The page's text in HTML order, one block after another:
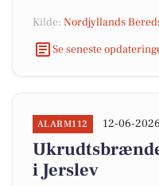
Kilde: Nordjyllands
Se seneste
ALARM112 12-06-
i Jerslev